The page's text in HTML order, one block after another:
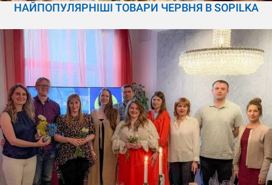
НАЙПОПУЛЯРНІШІ ТОВАРИ ЧЕРВНЯ В SOPILKA